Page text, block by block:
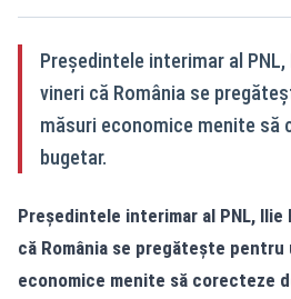
Președintele interimar al
vineri că România se
măsuri economice menite să
bugetar.
Președintele interimar al PNL,
că România se pregătește pentru
economice menite să corecteze